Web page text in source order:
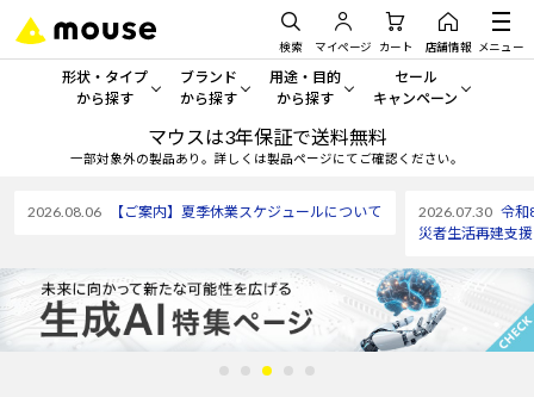
検索 マイページ カート 店舗情報 メニュー
形状・タイプ
から探す
形状・タイプから探す をすべてみる
タブレット
ブランド
から探す
mouse
DAIV
用途・目的
から探す
一般向けパソコン
ビジネス向けパソコン
セール
キャンペーン
セール・キャンペー
人気モデルが期間限定・お
アウトレットパソコン
すべて新品の旧モデル製品
マウスは3年保証で送料無料
一部対象外の製品あり。詳しくは製品ページにてご確認ください。
2026.08.06 【ご案内】夏季休業スケジュールについて 2026.07.30 令和
災者生活再建支